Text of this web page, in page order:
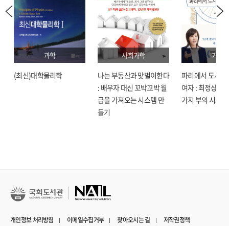
과학
(최신)대학물리학
사회과학
나는 부동산과 맞벌이한다
: 배우자 대신 꼬박꼬박 월
급을 가져오는 시스템 만
들기
기술
파리에서 도시락
여자 : 최정상으
가지 부의 시크릿
개인정보 처리방침 이메일수집거부 찾아오시는 길 저작권정책